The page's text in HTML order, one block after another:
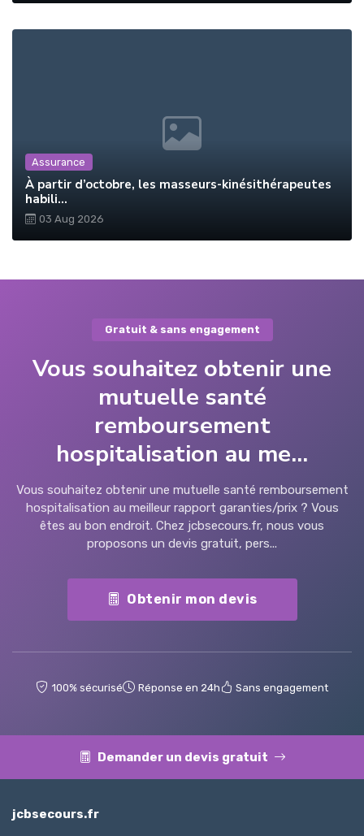
Assurance
À partir d’octobre, les masseurs-kinésithérapeutes
habili...
03 Aug 2026
Gratuit & sans engagement
Vous souhaitez obtenir une
mutuelle santé
remboursement
hospitalisation au me...
Vous souhaitez obtenir une mutuelle santé remboursement
hospitalisation au meilleur rapport garanties/prix ? Vous
êtes au bon endroit. Chez jcbsecours.fr, nous vous
proposons un devis gratuit, pers...
Obtenir mon devis
100% sécurisé Réponse en 24h Sans engagement
Demander un devis gratuit
jcbsecours.fr